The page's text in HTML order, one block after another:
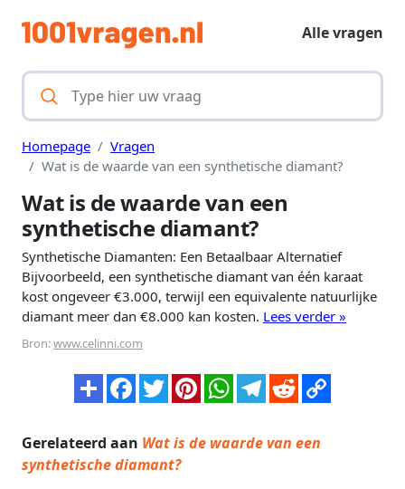
Alle vragen
Homepage
Vragen
Wat is de waarde van een synthetische diamant?
Wat is de waarde van een
synthetische diamant?
Synthetische Diamanten: Een Betaalbaar Alternatief
Bijvoorbeeld, een synthetische diamant van één karaat
kost ongeveer €3.000, terwijl een equivalente natuurlijke
diamant meer dan €8.000 kan kosten. Lees verder »
Bron:www.celinni.com
Gerelateerd aan Wat is de waarde van een
synthetische diamant?